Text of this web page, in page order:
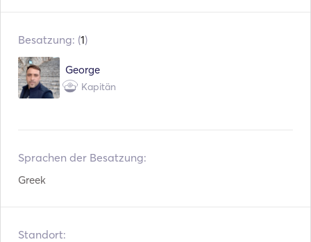
Kühlschrank
Besteck / Gläser / Geschirr
Speerflinte
Besatzung: (1)
George
Kapitän
Sprachen der Besatzung:
Greek
Standort: